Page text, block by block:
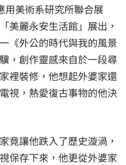
用美術系研究所聯合展
美麗永安生活館」展出，
《外公的時代與我的風景
，創作靈感來自於一段尋
裡裝修，他想起外婆家還
視，熱愛復古事物的他決
竟讓他跌入了歷史漩渦，
保存下來，他更從外婆家